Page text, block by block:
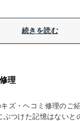
続きを読む
理
ズ・ヘコミ修理のご
つけた記憶はないと